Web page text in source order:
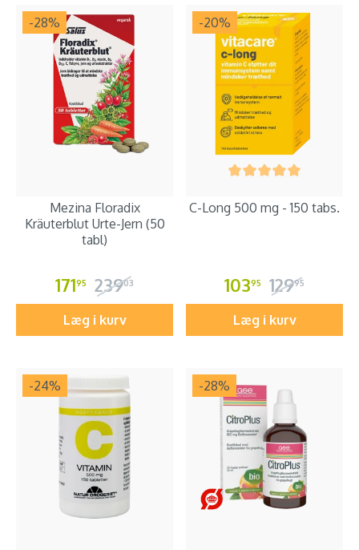
-28%
Mezina Floradix
Kräuterblut Urte-Jern (50
tabl)
17195 23903
Læg i kurv
-20%
C-Long 500 mg - 150 tabs.
10395 12995
Læg i kurv
-24% -28%